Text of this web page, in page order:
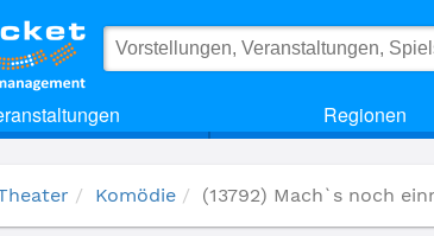
Regionen
Mona Lisa!
Komödie (13792) Mach`s noch